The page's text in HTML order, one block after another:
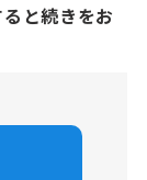
ると続きをお